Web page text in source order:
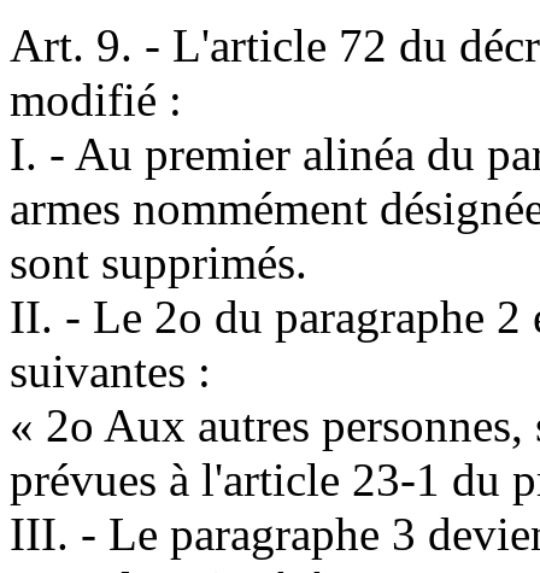
Art. 9. - L'article 72 du
modifié :
I. - Au premier alinéa du
armes nommément
sont supprimés.
II. - Le 2o du paragraphe 2
suivantes :
« 2o Aux autres
prévues à l'article 23-1 du
III. - Le paragraphe 3